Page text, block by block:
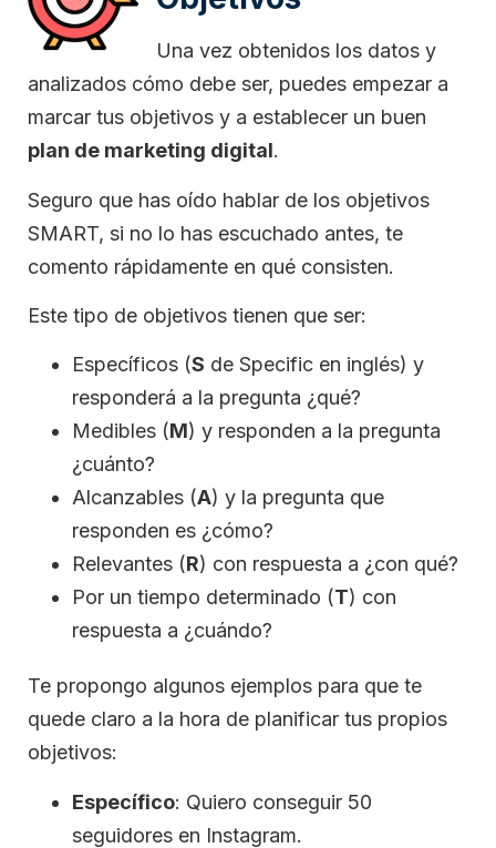
Una vez obtenidos los datos y
analizados cómo debe ser, puedes empezar a
marcar tus objetivos y a establecer un buen
plan de marketing digital.
Seguro que has oído hablar de los objetivos
SMART, si no lo has escuchado antes, te
comento rápidamente en qué consisten.
Este tipo de objetivos tienen que ser:
Específicos (S de Specific en inglés) y
responderá a la pregunta ¿qué?
Medibles (M) y responden a la pregunta
¿cuánto?
Alcanzables (A) y la pregunta que
responden es ¿cómo?
Relevantes (R) con respuesta a ¿con qué?
Por un tiempo determinado (T) con
respuesta a ¿cuándo?
Te propongo algunos ejemplos para que te
quede claro a la hora de planificar tus propios
objetivos:
Específico: Quiero conseguir 50
seguidores en Instagram.